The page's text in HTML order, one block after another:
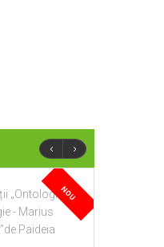
‹ ›
NOU